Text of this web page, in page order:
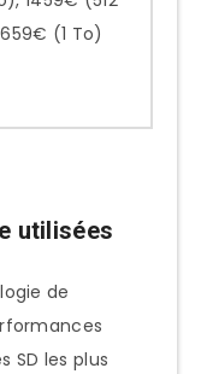
(1 To)
utilisées
de
SD les plus